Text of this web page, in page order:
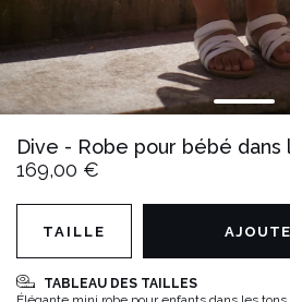
169,00 €
TABLEAU DES TAILLES
TAILLE